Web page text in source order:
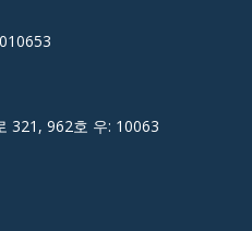
321, 962호 우: 10063